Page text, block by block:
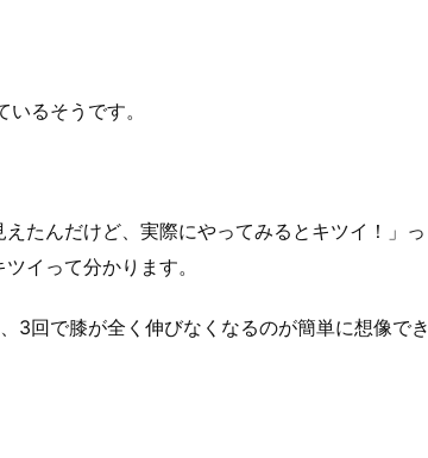
るそうです。
たんだけど、実際にやってみるとキツイ！」っ
イって分かります。
3回で膝が全く伸びなくなるのが簡単に想像でき